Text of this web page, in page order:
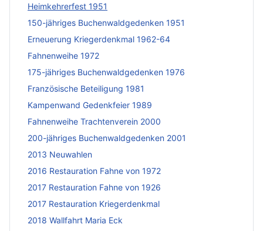
Heimkehrerfest 1951
150-jähriges Buchenwaldgedenken 1951
Erneuerung Kriegerdenkmal 1962-64
Fahnenweihe 1972
175-jähriges Buchenwaldgedenken 1976
Französische Beteiligung 1981
Kampenwand Gedenkfeier 1989
Fahnenweihe Trachtenverein 2000
200-jähriges Buchenwaldgedenken 2001
2013 Neuwahlen
2016 Restauration Fahne von 1972
2017 Restauration Fahne von 1926
2017 Restauration Kriegerdenkmal
2018 Wallfahrt Maria Eck